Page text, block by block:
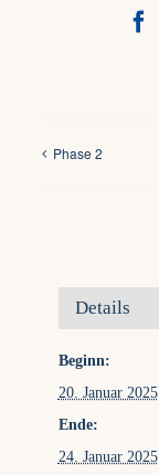
Phase 2
Details
Beginn:
20. Januar 2025
Ende:
24. Januar 2025